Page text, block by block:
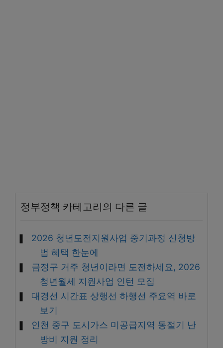
정부정책 카테고리의 다른 글
2026 청년도전지원사업 중기과정 신청방
법 혜택 한눈에
금정구 거주 청년이라면 도전하세요, 2026
청년월세 지원사업 인턴 모집
대경선 시간표 상행선 하행선 주요역 바로
보기
인천 중구 도시가스 미공급지역 동절기 난
방비 지원 정리